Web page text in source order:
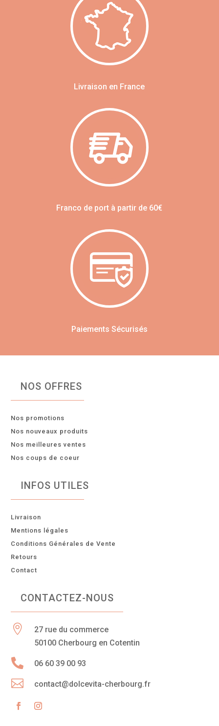
Livraison en France
Franco de port à partir de 60€
Paiements Sécurisés
NOS OFFRES
Nos promotions
Nos nouveaux produits
Nos meilleures ventes
Nos coups de coeur
INFOS UTILES
Livraison
Mentions légales
Conditions Générales de Vente
Retours
Contact
CONTACTEZ-NOUS

27 rue du commerce
50100 Cherbourg en Cotentin
 06 60 39 00 93
 contact@dolcevita-cherbourg.fr